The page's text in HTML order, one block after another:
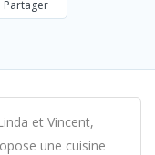
Partager
et Vincent,
une cuisine